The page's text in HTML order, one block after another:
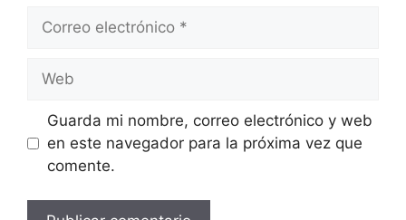
electrónico
Guarda mi nombre, correo electrónico y web
en este navegador para la próxima vez que
comente.